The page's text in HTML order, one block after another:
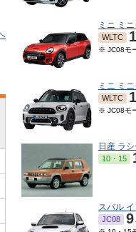
ミニ ミ
WLTC
※ JC08モ
ミニ ミ
WLTC
※ JC08モ
日産 ラ
10・15
JC08 9